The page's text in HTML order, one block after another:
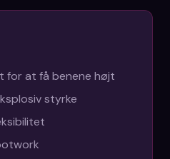
for at få benene højt
styrke